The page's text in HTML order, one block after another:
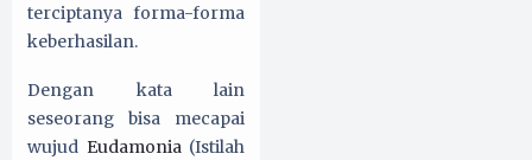
terciptanya forma-forma
keberhasilan.
Dengan kata lain
seseorang bisa mecapai
wujud Eudamonia(Istilah